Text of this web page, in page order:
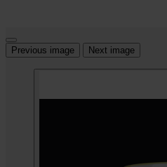
Previous image Next image